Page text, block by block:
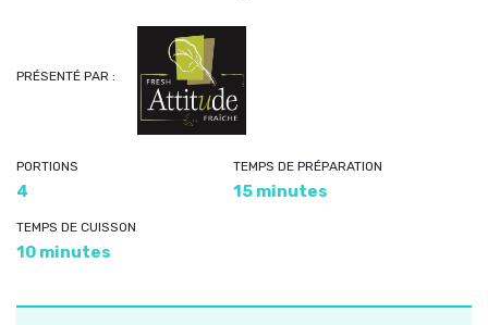
PRÉSENTÉ PAR :
PORTIONS
4
TEMPS DE PRÉPARATION
15 minutes
TEMPS DE CUISSON
10 minutes